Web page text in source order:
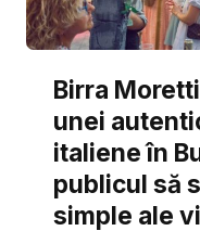
Birra
unei
italiene în
publicul să
simple ale